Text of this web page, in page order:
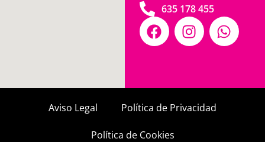
635 178 455
Aviso Legal Política de Privacidad
Política de Cookies